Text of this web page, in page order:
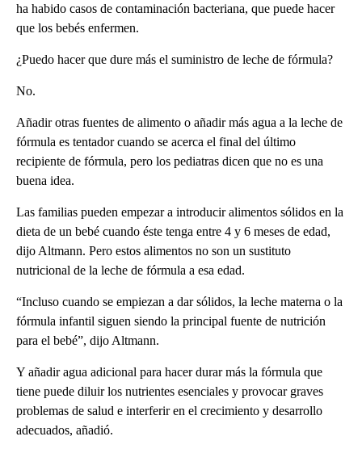
ha habido casos de contaminación bacteriana, que puede hacer
que los bebés enfermen.
¿Puedo hacer que dure más el suministro de leche de fórmula?
No.
Añadir otras fuentes de alimento o añadir más agua a la leche de
fórmula es tentador cuando se acerca el final del último
recipiente de fórmula, pero los pediatras dicen que no es una
buena idea.
Las familias pueden empezar a introducir alimentos sólidos en la
dieta de un bebé cuando éste tenga entre 4 y 6 meses de edad,
dijo Altmann. Pero estos alimentos no son un sustituto
nutricional de la leche de fórmula a esa edad.
“Incluso cuando se empiezan a dar sólidos, la leche materna o la
fórmula infantil siguen siendo la principal fuente de nutrición
para el bebé”, dijo Altmann.
Y añadir agua adicional para hacer durar más la fórmula que
tiene puede diluir los nutrientes esenciales y provocar graves
problemas de salud e interferir en el crecimiento y desarrollo
adecuados, añadió.